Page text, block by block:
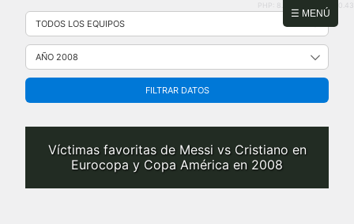
☰ MENÚ
Saltar
contenido
PHP: 8.2.31 | MySQL: 8.0.43
FILTRAR DATOS
Víctimas favoritas de Messi vs Cristiano en
Eurocopa y Copa América en 2008